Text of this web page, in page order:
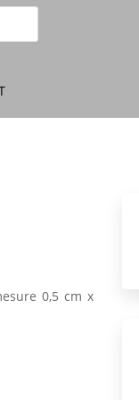
0,5 cm x